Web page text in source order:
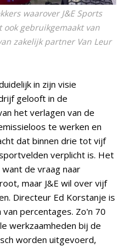
waarover J&E Sports
gebruikgemaakt van
zakelijk partner Van Leur
in zijn visie
gelooft in de
het verlagen van de
te werken en
dat binnen drie tot vijf
verplicht is. Het
de vraag naar
maar J&E wil over vijf
Directeur Ed Korstanje is
percentages. Zo'n 70
werkzaamheden bij de
worden uitgevoerd,